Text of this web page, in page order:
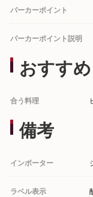
パーカーポイント
パーカーポイント説明
おすすめ
合う料理
備考
インポーター
ラベル表示